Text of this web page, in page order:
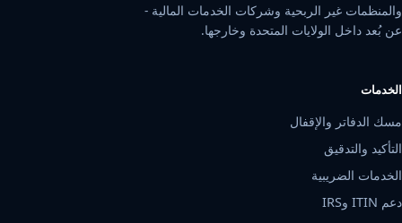
والمنظمات غير الربحية وشركات الخدمات المالية -
عن بُعد داخل الولايات المتحدة وخارجها.
الخدمات
مسك الدفاتر والإقفال
التأكيد والتدقيق
الخدمات الضريبية
دعم ITIN وIRS